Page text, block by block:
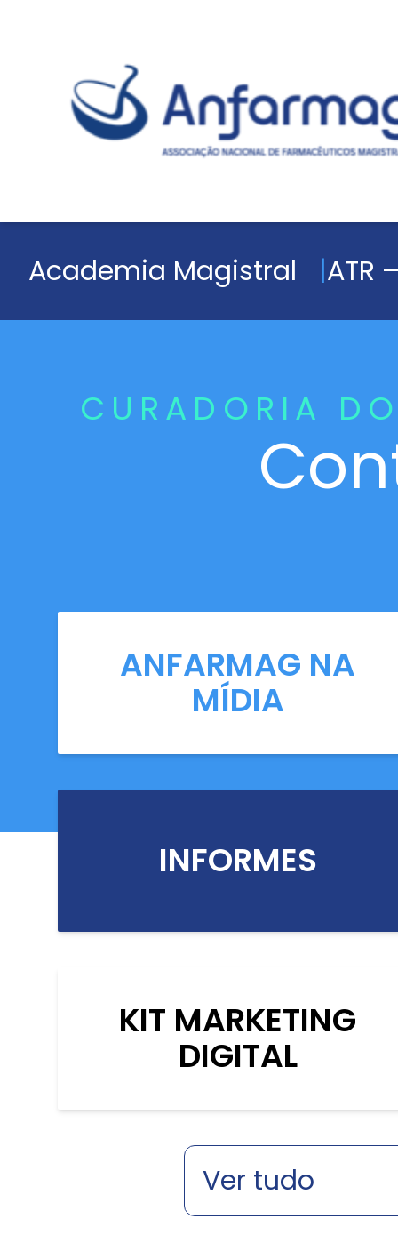
Academia Magistral ATR
CURADORIA
ANFARMAG NA
MÍDIA
INFORMES
KIT MARKETING
DIGITAL